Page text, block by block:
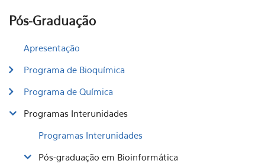
Pós-Graduação
Apresentação
Programa de Bioquímica
Programa de Química
Programas Interunidades
Programas Interunidades
Pós-graduação em Bioinformática